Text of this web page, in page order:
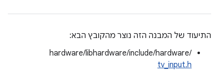
התיעוד של המבנה הזה נוצר מהקובץ הבא:
hardware/libhardware/include/hardware/
tv_input.h